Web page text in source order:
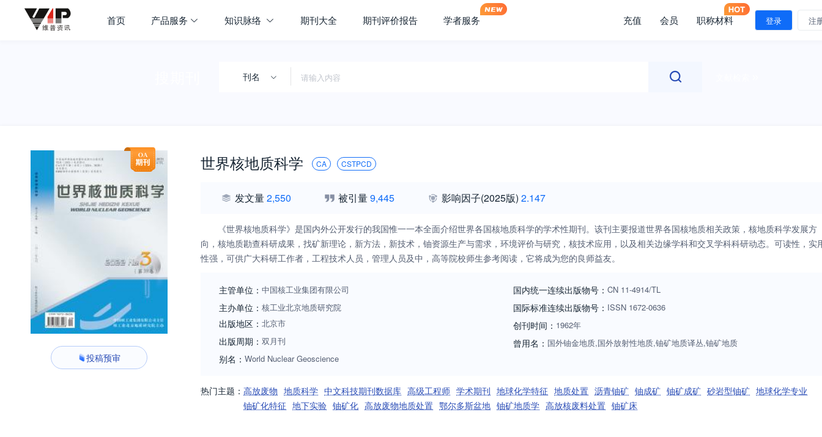
首页 产品服务 知识脉络 期刊大全 期刊评价报告 学者服务 充值 会员 职称材料 登录 注
刊名
投稿预审
世界核地质科学 CA CSTPCD
发文量2,550 被引量9,445 影响因子(2025版) 2.147
《世界核地质科学》是国内外公开发行的我国惟一一本全面介绍世界各国核地质科学的学术性期刊。该刊主要报道世界各国核地质相关政策，核地质科学发展方
向，核地质勘查科研成果，找矿新理论，新方法，新技术，铀资源生产与需求，环境评价与研究，核技术应用，以及相关边缘学科和交叉学科科研动态。可读性，实
性强，可供广大科研工作者，工程技术人员，管理人员及中，高等院校师生参考阅读，它将成为您的良师益友。
主管单位： 中国核工业集团有限公司
主办单位： 核工业北京地质研究院
出版地区： 北京市
出版周期： 双月刊
别名： World Nuclear Geoscience
国内统一连续出版物号： CN 11-4914/TL
国际标准连续出版物号 ： ISSN 1672-0636
创刊时间： 1962年
曾用名： 国外铀金地质,国外放射性地质,铀矿地质译丛,铀矿地质
热门主题： 高放废物 地质科学 中文科技期刊数据库 高级工程师 学术期刊 地球化学特征 地质处置 沥青铀矿 铀成矿 铀矿成矿 砂岩型铀矿 地球化学专业
铀矿化特征 地下实验 铀矿化 高放废物地质处置 鄂尔多斯盆地 铀矿地质学 高放核废料处置 铀矿床